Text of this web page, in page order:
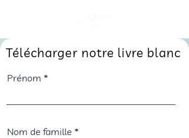
Télécharger notre livre blanc
Prénom
Nom de famille